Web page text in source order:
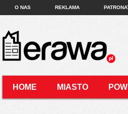
O NAS REKLAMA
HOME MIASTO